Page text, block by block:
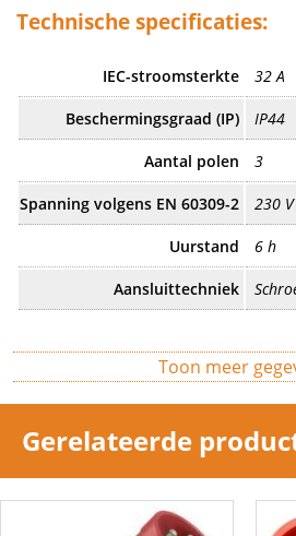
Technische specificaties:
IEC-stroomsterkte 32 A
Beschermingsgraad (IP) IP44
Aantal polen 3
Spanning volgens EN 60309-2 230
Uurstand 6 h
Aansluittechniek
Contactmateriaal CuZn
Kabelinvoer
Kenkleur Blauw
Toon meer
Gerelateerde